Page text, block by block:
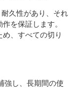
久性があり、それ
を保証します。
、すべての切り
強し、長期間の使